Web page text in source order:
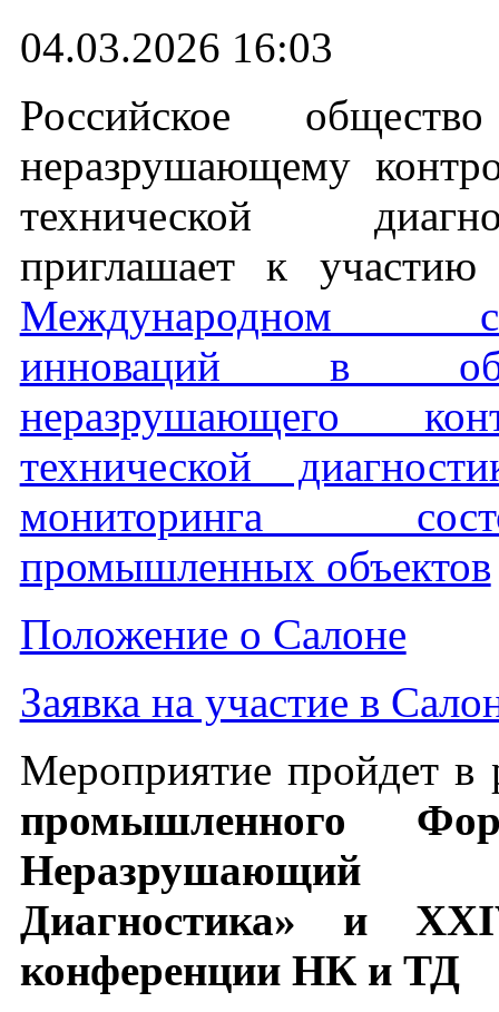
04.03.2026 16:03
Российское
неразрушающему
технической
приглашает к
Международном
инноваций в
неразрушающего
технической
мониторинга
промышленных объектов
Положение о Салоне
Заявка на участие в
Мероприятие пройдет в
промышленного
Неразрушающий
Диагностика» и
конференции НК